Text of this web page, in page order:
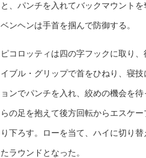
と、パンチを入れてバックマウント
ベンヘンは手首を掴んで防御する。
ピコロッティは四の字フックに取り
イブル・グリップで首をひねり、寝
ョンでパンチを入れ、絞めの機会を
らの足を抱えて後方回転からエスケ
り下ろす。ローを当て、ハイに切り
たラウンドとなった。